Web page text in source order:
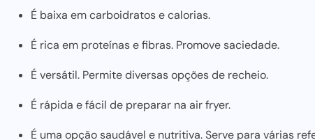
É baixa em carboidratos e calorias.
É rica em proteínas e fibras. Promove saciedade.
É versátil. Permite diversas opções de recheio.
É rápida e fácil de preparar na air fryer.
É uma opção saudável e nutritiva. Serve para várias